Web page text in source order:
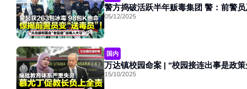
警方捣破活跃半年贩
05/12/2025
国内
15/10/2025